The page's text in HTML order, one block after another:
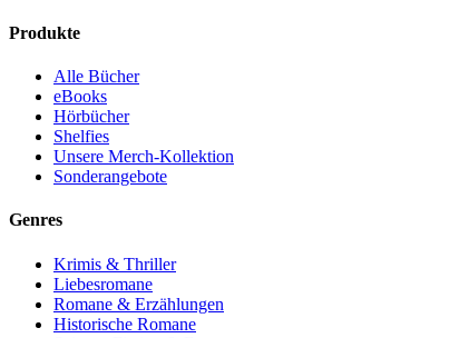
Produkte
Alle Bücher
eBooks
Hörbücher
Shelfies
Unsere Merch-Kollektion
Sonderangebote
Genres
Krimis & Thriller
Liebesromane
Romane & Erzählungen
Historische Romane